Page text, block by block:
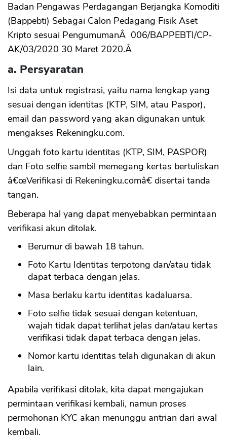
Badan Pengawas Perdagangan Berjangka Komoditi
(Bappebti) Sebagai Calon Pedagang Fisik Aset
Kripto sesuai PengumumanÂ 006/BAPPEBTI/CP-
AK/03/2020 30 Maret 2020.Â
a. Persyaratan
Isi data untuk registrasi, yaitu nama lengkap yang
sesuai dengan identitas (KTP, SIM, atau Paspor),
email dan password yang akan digunakan untuk
mengakses Rekeningku.com.
Unggah foto kartu identitas (KTP, SIM, PASPOR)
dan Foto selfie sambil memegang kertas bertuliskan
â€œVerifikasi di Rekeningku.comâ€ disertai tanda
tangan.
Beberapa hal yang dapat menyebabkan permintaan
verifikasi akun ditolak.
Berumur di bawah 18 tahun.
Foto Kartu Identitas terpotong dan/atau tidak
dapat terbaca dengan jelas.
Masa berlaku kartu identitas kadaluarsa.
Foto selfie tidak sesuai dengan ketentuan,
wajah tidak dapat terlihat jelas dan/atau kertas
verifikasi tidak dapat terbaca dengan jelas.
Nomor kartu identitas telah digunakan di akun
lain.
Apabila verifikasi ditolak, kita dapat mengajukan
permintaan verifikasi kembali, namun proses
permohonan KYC akan menunggu antrian dari awal
kembali.
CANCEL